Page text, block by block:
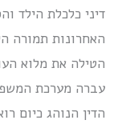
דיני כלכלת הילד
האחרונות תמורה
הטילה את מלוא
עברה מערכת
הדין הנוהג כיום